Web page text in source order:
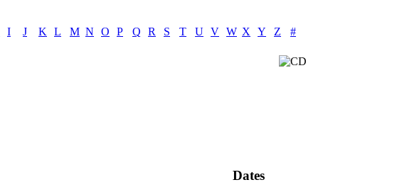
I J K L M N O P Q R S T U V W X Y Z #
Dates